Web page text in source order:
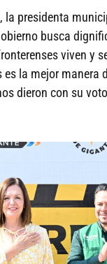
la presidenta
busca
viven y
es la mejor manera
dieron con su